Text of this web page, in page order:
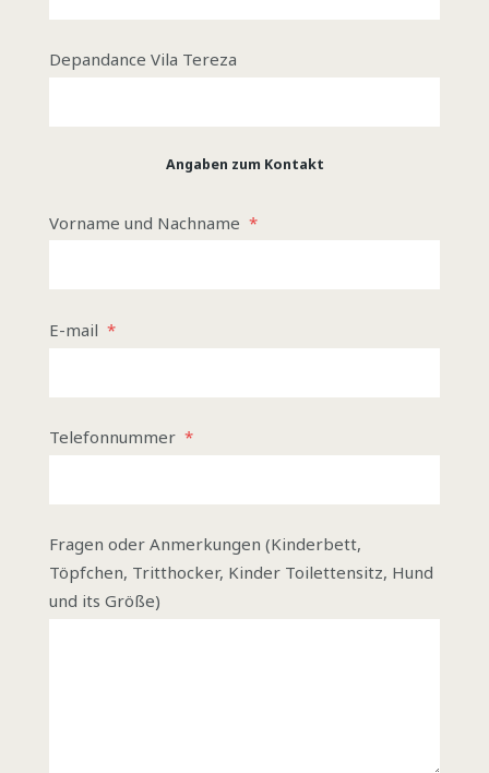
Depandance Vila Tereza
Angaben zum Kontakt
Vorname und Nachname *
E-mail *
Telefonnummer *
Fragen oder Anmerkungen (Kinderbett,
Töpfchen, Tritthocker, Kinder Toilettensitz, Hund
und its Größe)